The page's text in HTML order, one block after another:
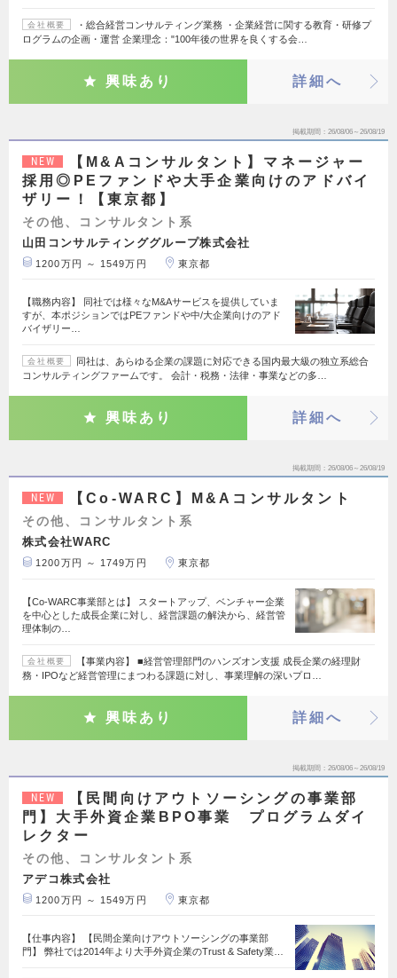
会社概要
・総合経営コンサルティング業務 ・企業経営に関する教育・研修プ
ログラムの企画・運営 企業理念："100年後の世界を良くする会…
興味あり 詳細へ
掲載期間 26/08/06～26/08/19
NEW
【M&Aコンサルタント】マネージャー
採用◎PEファンドや大手企業向けのアドバイ
ザリー！【東京都】
その他、コンサルタント系
山田コンサルティンググループ株式会社
1200万円 ～ 1549万円 東京都
【職務内容】 同社では様々なM&Aサービスを提供していま
すが、本ポジションではPEファンドや中/大企業向けのアド
バイザリー…
会社概要
同社は、あらゆる企業の課題に対応できる国内最大級の独立系総合
コンサルティングファームです。 会計・税務・法律・事業などの多…
興味あり 詳細へ
掲載期間 26/08/06～26/08/19
NEW 【Co-WARC】M&Aコンサルタント
その他、コンサルタント系
株式会社WARC
1200万円 ～ 1749万円 東京都
【Co-WARC事業部とは】 スタートアップ、ベンチャー企業
を中心とした成長企業に対し、経営課題の解決から、経営管
理体制の…
会社概要
【事業内容】 ■経営管理部門のハンズオン支援 成長企業の経理財
務・IPOなど経営管理にまつわる課題に対し、事業理解の深いプロ…
興味あり 詳細へ
掲載期間 26/08/06～26/08/19
NEW
【民間向けアウトソーシングの事業部
門】大手外資企業BPO事業 プログラムダイ
レクター
その他、コンサルタント系
アデコ株式会社
1200万円 ～ 1549万円 東京都
【仕事内容】 【民間企業向けアウトソーシングの事業部
門】 弊社では2014年より大手外資企業のTrust & Safety業…